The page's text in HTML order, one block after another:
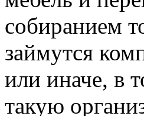
собиранием
займутся
или иначе, в
такую